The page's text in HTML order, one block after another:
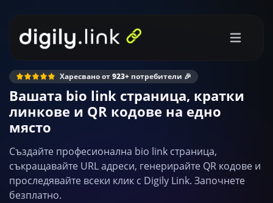
Харесвано от923+ потребители 🎉
Вашата bio link страница, кратки
линкове и QR кодове на едно
място
Създайте професионална bio link страница,
съкращавайте URL адреси, генерирайте QR кодове и
проследявайте всеки клик с Digily Link. Започнете
безплатно.